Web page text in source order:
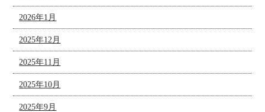
2026年1月
2025年12月
2025年11月
2025年10月
2025年9月